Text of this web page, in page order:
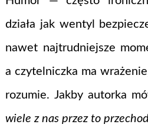
działa jak wentyl
nawet najtrudniejsze
a czytelniczka ma
rozumie. Jakby autorka
wiele z nas przez to